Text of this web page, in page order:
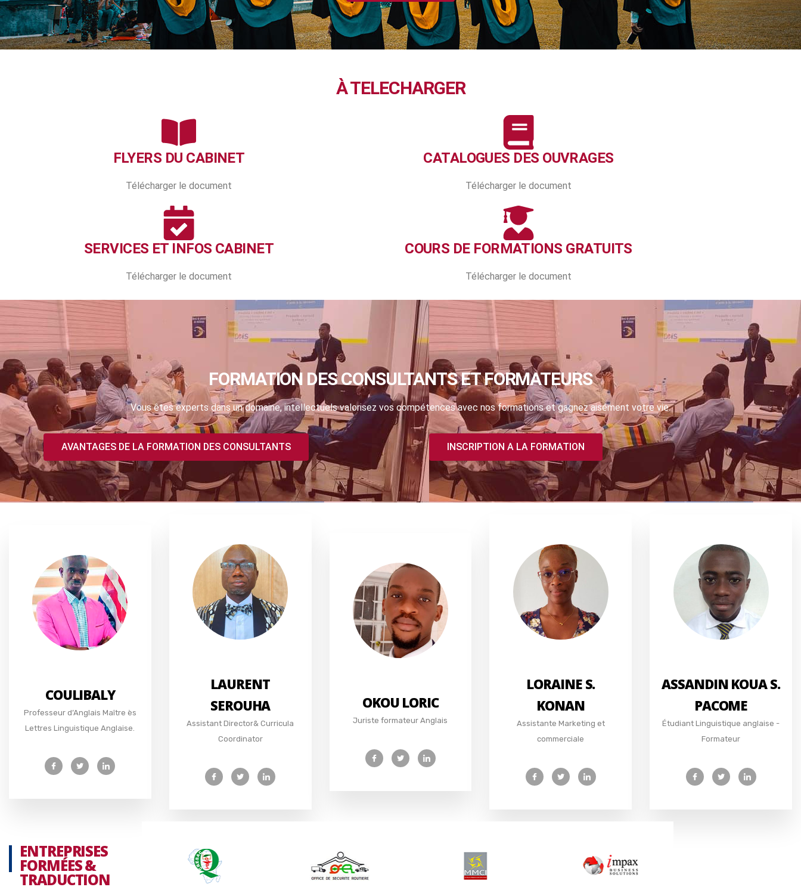
À TELECHARGER
FLYERS DU CABINET
Télécharger le document
SERVICES ET INFOS CABINET
Télécharger le document
CATALOGUES DES OUVRAGES
Télécharger le document
COURS DE FORMATIONS GRATUITS
Télécharger le document
FORMATION DES CONSULTANTS ET FORMATEURS
Vous êtes experts dans un domaine, intellectuels valorisez vos compétences avec nos formations et gagnez aisément votre vie.
AVANTAGES DE LA FORMATION DES CONSULTANTS INSCRIPTION A LA FORMATION
COULIBALY
Professeur d’Anglais Maître ès
Lettres Linguistique Anglaise.
LAURENT
SEROUHA
Assistant Director& Curricula
Coordinator
OKOU LORIC
Juriste formateur Anglais
LORAINE S.
KONAN
Assistante Marketing et
commerciale
ASSANDIN KOUA S.
PACOME
Étudiant Linguistique anglaise -
Formateur
ENTREPRISES
FORMÉES &
TRADUCTION